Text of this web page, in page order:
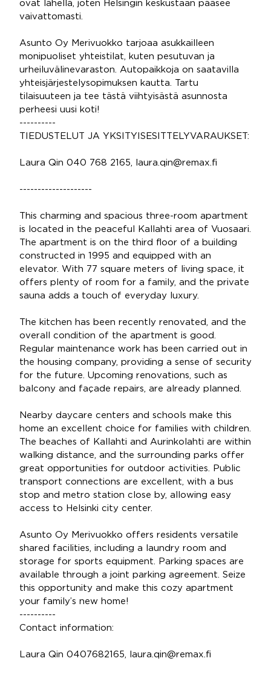
ovat lähellä, joten Helsingin keskustaan pääsee
vaivattomasti.
Asunto Oy Merivuokko tarjoaa asukkailleen
monipuoliset yhteistilat, kuten pesutuvan ja
urheiluvälinevaraston. Autopaikkoja on saatavilla
yhteisjärjestelysopimuksen kautta. Tartu
tilaisuuteen ja tee tästä viihtyisästä asunnosta
perheesi uusi koti!
----------
TIEDUSTELUT JA YKSITYISESITTELYVARAUKSET:
Laura Qin 040 768 2165, laura.qin@remax.fi
--------------------
This charming and spacious three-room apartment
is located in the peaceful Kallahti area of Vuosaari.
The apartment is on the third floor of a building
constructed in 1995 and equipped with an
elevator. With 77 square meters of living space, it
offers plenty of room for a family, and the private
sauna adds a touch of everyday luxury.
The kitchen has been recently renovated, and the
overall condition of the apartment is good.
Regular maintenance work has been carried out in
the housing company, providing a sense of security
for the future. Upcoming renovations, such as
balcony and façade repairs, are already planned.
Nearby daycare centers and schools make this
home an excellent choice for families with children.
The beaches of Kallahti and Aurinkolahti are within
walking distance, and the surrounding parks offer
great opportunities for outdoor activities. Public
transport connections are excellent, with a bus
stop and metro station close by, allowing easy
access to Helsinki city center.
Asunto Oy Merivuokko offers residents versatile
shared facilities, including a laundry room and
storage for sports equipment. Parking spaces are
available through a joint parking agreement. Seize
this opportunity and make this cozy apartment
your family’s new home!
----------
Contact information:
Laura Qin 0407682165, laura.qin@remax.fi